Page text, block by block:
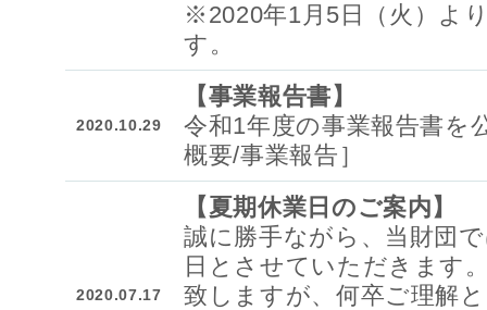
※2020年1月5日（火）よ
す。
2020.10.29
【事業報告書】
令和1年度の事業報告書を
概要/事業報告］
2020.07.17
【夏期休業日のご案内】
誠に勝手ながら、当財団
日とさせていただきます
致しますが、何卒ご理解